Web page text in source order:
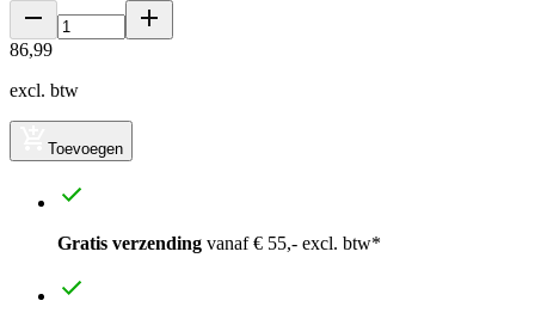
86,99
excl. btw
Toevoegen
Gratis verzending vanaf € 55,- excl. btw*